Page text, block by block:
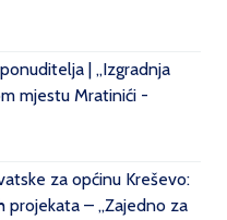
| „Izgradnja
mjestu Mratinići -
za općinu Kreševo:
projekata – „Zajedno za